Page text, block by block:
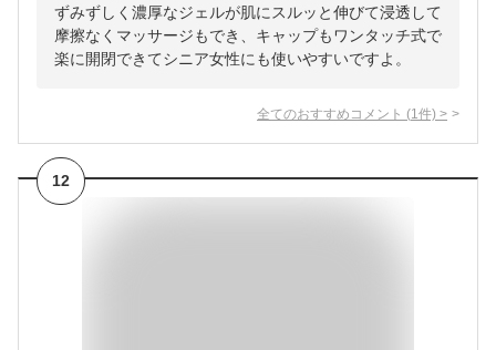
ずみずしく濃厚なジェルが肌にスルッと伸びて浸透して
摩擦なくマッサージもでき、キャップもワンタッチ式で
楽に開閉できてシニア女性にも使いやすいですよ。
全てのおすすめコメント (1 件) >
12